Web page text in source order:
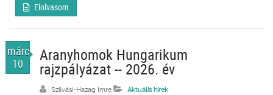
Elolvasom
márc.
10
Aranyhomok Hungarikum
rajzpályázat -- 2026. év
Szilvási-Hazag Imre Aktuális hírek